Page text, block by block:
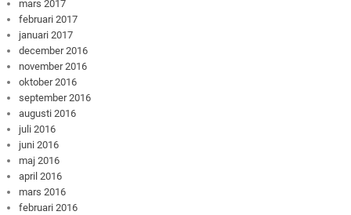
mars 2017
februari 2017
januari 2017
december 2016
november 2016
oktober 2016
september 2016
augusti 2016
juli 2016
juni 2016
maj 2016
april 2016
mars 2016
februari 2016